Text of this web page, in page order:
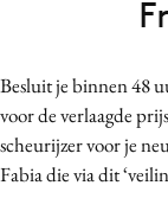
Carriere
Contentmarketing
Craft
Besluit je binnen 48
voor de verlaagde
scheurijzer voor je
Fabia die via dit